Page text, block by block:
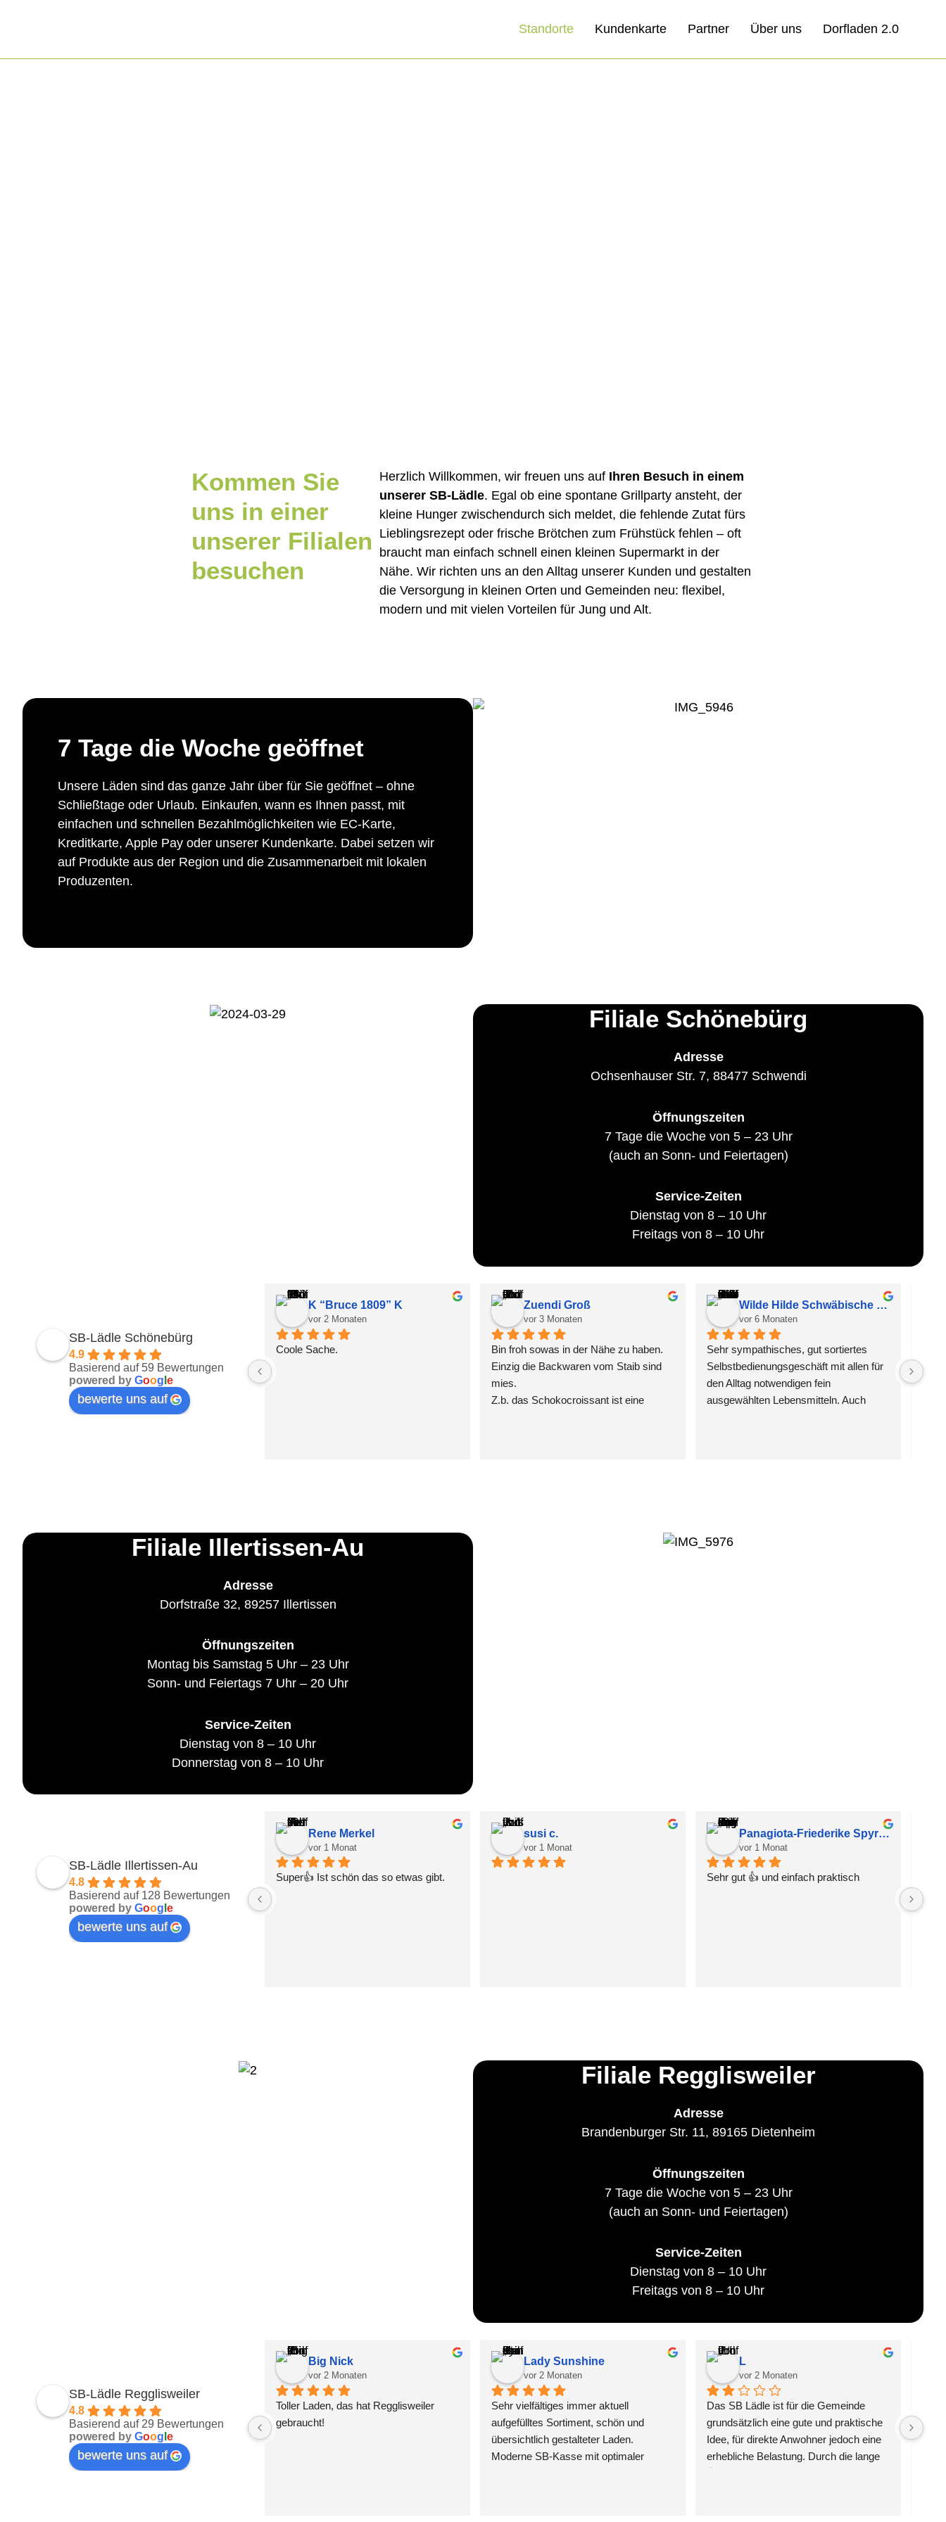
Standorte Kundenkarte Partner Über uns Dorfladen 2.0
Kommen Sie
uns in einer
unserer Filialen
besuchen
Herzlich Willkommen, wir freuen uns auf Ihren Besuch in einem
unserer SB-Lädle. Egal ob eine spontane Grillparty ansteht, der
kleine Hunger zwischendurch sich meldet, die fehlende Zutat fürs
Lieblingsrezept oder frische Brötchen zum Frühstück fehlen – oft
braucht man einfach schnell einen kleinen Supermarkt in der
Nähe. Wir richten uns an den Alltag unserer Kunden und gestalten
die Versorgung in kleinen Orten und Gemeinden neu: flexibel,
modern und mit vielen Vorteilen für Jung und Alt.
7 Tage die Woche geöffnet
Unsere Läden sind das ganze Jahr über für Sie geöffnet – ohne
Schließtage oder Urlaub. Einkaufen, wann es Ihnen passt, mit
einfachen und schnellen Bezahlmöglichkeiten wie EC-Karte,
Kreditkarte, Apple Pay oder unserer Kundenkarte. Dabei setzen wir
auf Produkte aus der Region und die Zusammenarbeit mit lokalen
Produzenten.
Filiale Schönebürg
Adresse
Ochsenhauser Str. 7, 88477 Schwendi
Öffnungszeiten
7 Tage die Woche von 5 – 23 Uhr
(auch an Sonn- und Feiertagen)
Service-Zeiten
Dienstag von 8 – 10 Uhr
Freitags von 8 – 10 Uhr
SB-Lädle Schönebürg
4.9
Basierend auf 59 Bewertungen
powered by Goog e
bewerte uns auf
K “Bruce 1809” K
vor 2 Monaten
Coole Sache.
Zuendi Groß
vor 3 Monaten
Bin froh sowas in der Nähe zu haben.
Einzig die Backwaren vom Staib sind
mies.
Z.b. das Schokocroissant ist eine
Wilde Hilde Schwäbische Sossenkunst
vor 6 Monaten
Sehr sympathisches, gut sortiertes
Selbstbedienungsgeschäft mit allen für
den Alltag notwendigen fein
ausgewählten Lebensmitteln. Auch
Filiale Illertissen-Au​
Adresse
Dorfstraße 32, 89257 Illertissen
Öffnungszeiten
Montag bis Samstag 5 Uhr – 23 Uhr
Sonn- und Feiertags 7 Uhr – 20 Uhr
Service-Zeiten
Dienstag von 8 – 10 Uhr
Donnerstag von 8 – 10 Uhr
SB-Lädle Illertissen-Au
4.8
Basierend auf 128 Bewertungen
powered by Goog e
bewerte uns auf
Rene Merkel
vor 1 Monat
Super👍 Ist schön das so etwas gibt.
susi c.
vor 1 Monat
Panagiota-Friederike Spyropoulou
vor 1 Monat
Sehr gut 👍 und einfach praktisch
oft
Filiale Regglisweiler
Adresse
Brandenburger Str. 11, 89165 Dietenheim
Öffnungszeiten
7 Tage die Woche von 5 – 23 Uhr
(auch an Sonn- und Feiertagen)
Service-Zeiten
Dienstag von 8 – 10 Uhr
Freitags von 8 – 10 Uhr
SB-Lädle Regglisweiler
4.8
Basierend auf 29 Bewertungen
powered by Goog e
bewerte uns auf
Big Nick
vor 2 Monaten
Toller Laden, das hat Regglisweiler
gebraucht!
Lady Sunshine
vor 2 Monaten
Sehr vielfältiges immer aktuell
aufgefülltes Sortiment, schön und
übersichtlich gestalteter Laden.
Moderne SB-Kasse mit optimaler
L
vor 2 Monaten
Das SB Lädle ist für die Gemeinde
grundsätzlich eine gute und praktische
Idee, für direkte Anwohner jedoch eine
erhebliche Belastung. Durch die lange